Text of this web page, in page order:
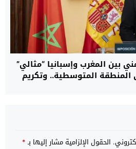
بين المغرب وإسبانيا “مثالي”
المنطقة المتوسطية.. وتكريم
الحقول الإلزامية مشار إليها بـ*